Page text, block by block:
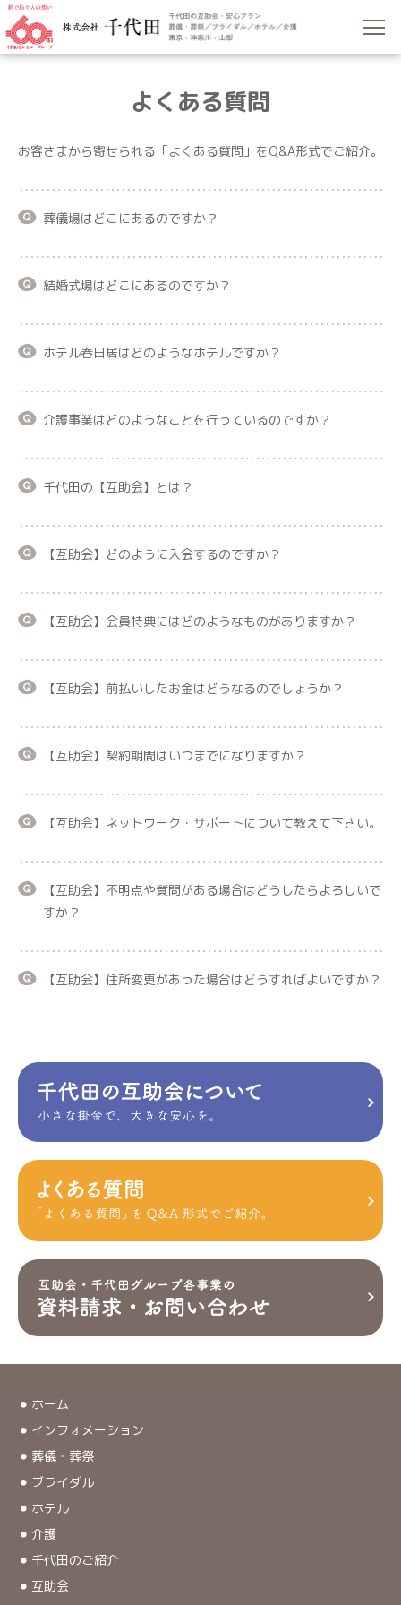
よくある質問
お客さまから寄せられる「よくある質問」をQ&A形式でご紹介。
葬儀場はどこにあるのですか？
結婚式場はどこにあるのですか？
ホテル春日居はどのようなホテルですか？
介護事業はどのようなことを行っているのですか？
千代田の【互助会】とは？
【互助会】どのように入会するのですか？
【互助会】会員特典にはどのようなものがありますか？
【互助会】前払いしたお金はどうなるのでしょうか？
【互助会】契約期間はいつまでになりますか？
【互助会】ネットワーク・サポートについて教えて下さい。
【互助会】不明点や質問がある場合はどうしたらよろしいで
すか？
【互助会】住所変更があった場合はどうすればよいですか？
ホーム
インフォメーション
葬儀・葬祭
ブライダル
ホテル
介護
千代田のご紹介
互助会